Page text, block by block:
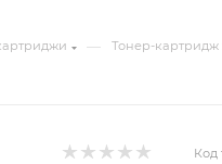
— Тонер-картридж
Код